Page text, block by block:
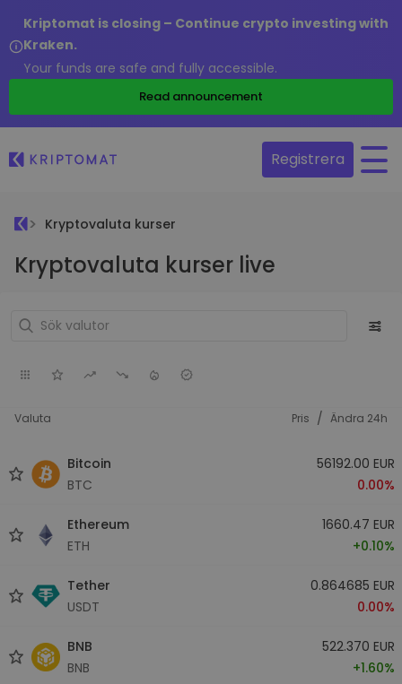
Kriptomat is closing – Continue crypto investing with
Kraken.
Your funds are safe and fully accessible.
Read announcement
Registrera
Kryptovaluta kurser
Kryptovaluta kurser live
Valuta Pris / Ändra 24h
Bitcoin
BTC
56192.00 EUR
0.00%
Ethereum
ETH
1660.47 EUR
+0.10%
Tether
USDT
0.864685 EUR
0.00%
BNB
BNB
522.370 EUR
+1.60%